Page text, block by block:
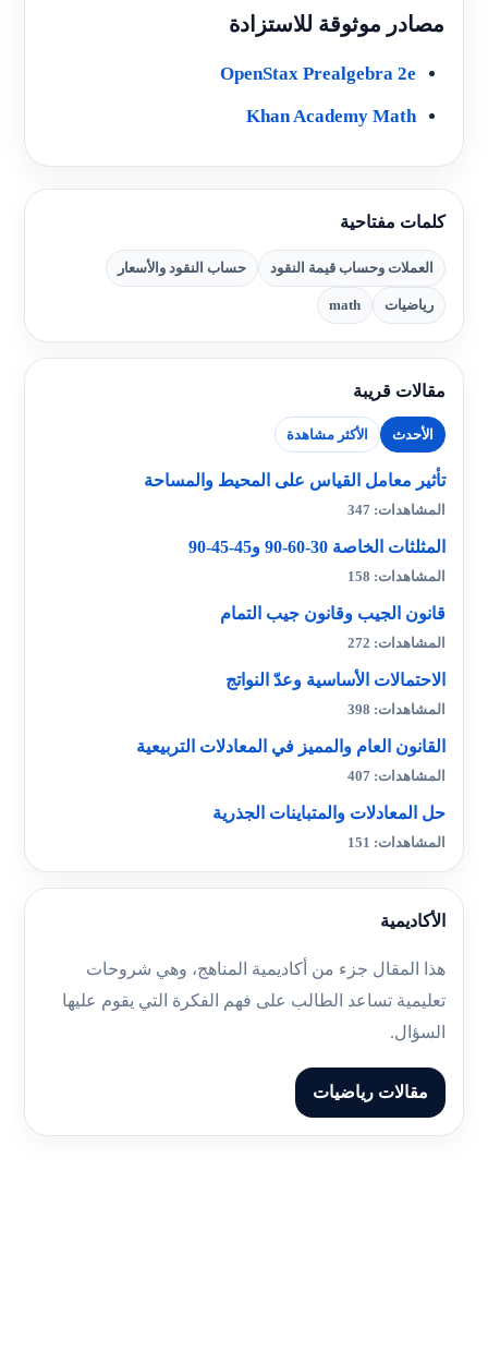
مصادر موثوقة للاستزادة
OpenStax Prealgebra 2e
Khan Academy Math
كلمات مفتاحية
العملات وحساب قيمة النقود حساب النقود والأسعار
رياضيات math
مقالات قريبة
الأحدث الأكثر مشاهدة
تأثير معامل القياس على المحيط والمساحة
المشاهدات: 347
المثلثات الخاصة 30-60-90 و45-45-90
المشاهدات: 158
قانون الجيب وقانون جيب التمام
المشاهدات: 272
الاحتمالات الأساسية وعدّ النواتج
المشاهدات: 398
القانون العام والمميز في المعادلات التربيعية
المشاهدات: 407
حل المعادلات والمتباينات الجذرية
المشاهدات: 151
الأكاديمية
هذا المقال جزء من أكاديمية المناهج، وهي شروحات
تعليمية تساعد الطالب على فهم الفكرة التي يقوم عليها
السؤال.
مقالات رياضيات